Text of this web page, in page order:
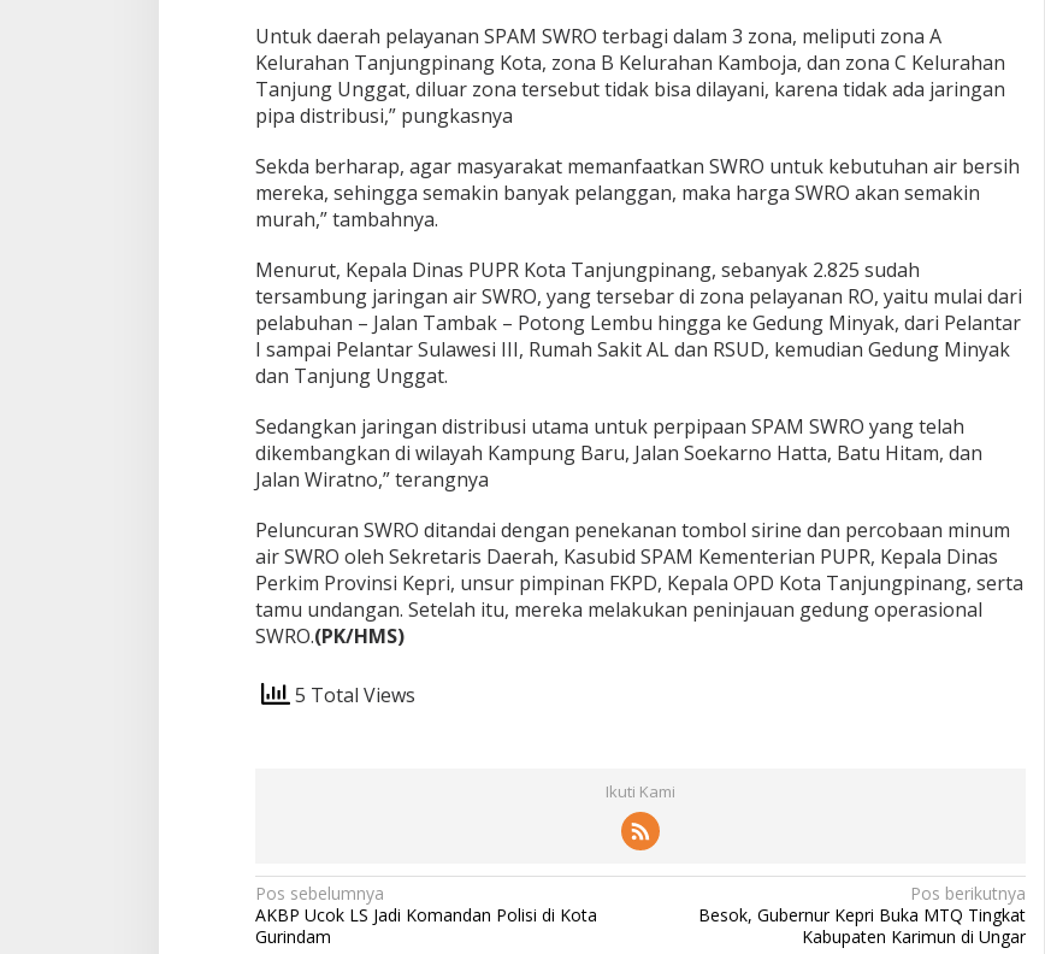
Untuk daerah pelayanan SPAM SWRO terbagi dalam 3 zona, meliputi zona A
Kelurahan Tanjungpinang Kota, zona B Kelurahan Kamboja, dan zona C Kelurahan
Tanjung Unggat, diluar zona tersebut tidak bisa dilayani, karena tidak ada jaringan
pipa distribusi,” pungkasnya
Sekda berharap, agar masyarakat memanfaatkan SWRO untuk kebutuhan air bersih
mereka, sehingga semakin banyak pelanggan, maka harga SWRO akan semakin
murah,” tambahnya.
Menurut, Kepala Dinas PUPR Kota Tanjungpinang, sebanyak 2.825 sudah
tersambung jaringan air SWRO, yang tersebar di zona pelayanan RO, yaitu mulai dari
pelabuhan – Jalan Tambak – Potong Lembu hingga ke Gedung Minyak, dari Pelantar
I sampai Pelantar Sulawesi III, Rumah Sakit AL dan RSUD, kemudian Gedung Minyak
dan Tanjung Unggat.
Sedangkan jaringan distribusi utama untuk perpipaan SPAM SWRO yang telah
dikembangkan di wilayah Kampung Baru, Jalan Soekarno Hatta, Batu Hitam, dan
Jalan Wiratno,” terangnya
Peluncuran SWRO ditandai dengan penekanan tombol sirine dan percobaan minum
air SWRO oleh Sekretaris Daerah, Kasubid SPAM Kementerian PUPR, Kepala Dinas
Perkim Provinsi Kepri, unsur pimpinan FKPD, Kepala OPD Kota Tanjungpinang, serta
tamu undangan. Setelah itu, mereka melakukan peninjauan gedung operasional
SWRO.(PK/HMS)
5 Total Views
Ikuti Kami
N
a
Pos sebelumnya
AKBP Ucok LS Jadi Komandan Polisi di Kota
Gurindam
Pos berikutnya
Besok, Gubernur Kepri Buka MTQ Tingkat
Kabupaten Karimun di Ungar